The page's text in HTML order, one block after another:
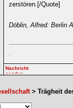
zerstören.[/Quote]
Döblin, Alfred: Berlin
.
> Trägheit